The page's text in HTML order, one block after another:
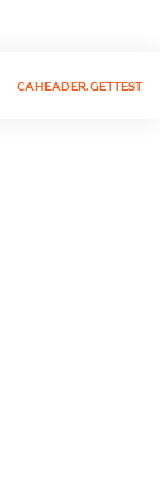
CAHEADER.GETTEST